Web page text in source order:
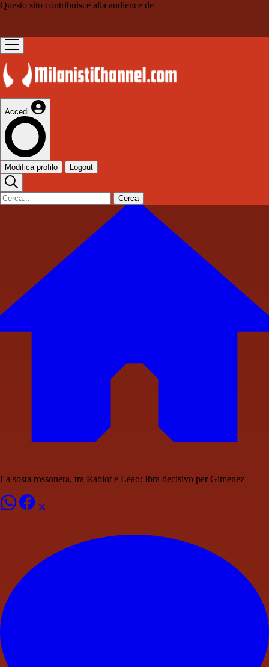
Questo sito contribuisce alla audience de
Accedi
Modifica profilo Logout
Cerca
La sosta rossonera, tra Rabiot e Leao: Ibra decisivo per Gimenez